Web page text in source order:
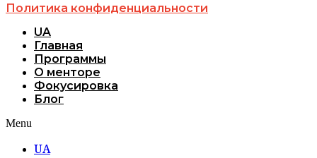
Политика конфиденциальности
UA
Главная
Программы
О менторе
Фокусировка
Блог
Menu
UA